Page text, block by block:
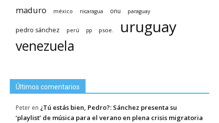
maduro méxico nicaragua onu paraguay
pedro sánchez perú pp psoe. uruguay
venezuela
Últimos comentarios
Peter en ¿Tú estás bien, Pedro?: Sánchez presenta su
‘playlist’ de música para el verano en plena crisis migratoria